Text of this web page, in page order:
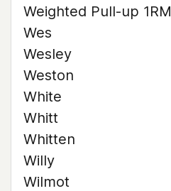
Weighted Pull-up 1RM
Wes
Wesley
Weston
White
Whitt
Whitten
Willy
Wilmot